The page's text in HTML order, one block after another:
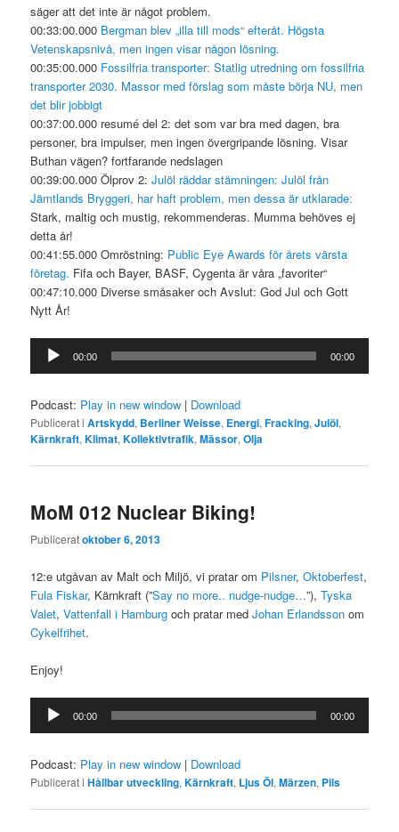
säger att det inte är något problem.
00:33:00.000 Bergman blev „illa till mods“ efteråt. Högsta
Vetenskapsnivå, men ingen visar någon lösning.
00:35:00.000 Fossilfria transporter: Statlig utredning om fossilfria
transporter 2030. Massor med förslag som måste börja NU, men
det blir jobbigt
00:37:00.000 resumé del 2: det som var bra med dagen, bra
personer, bra impulser, men ingen övergripande lösning. Visar
Buthan vägen? fortfarande nedslagen
00:39:00.000 Ölprov 2:Julöl räddar stämningen: Julöl från
Jämtlands Bryggeri, har haft problem, men dessa är utklarade:
Stark, maltig och mustig, rekommenderas. Mumma behöves ej
detta år!
00:41:55.000 Omröstning: Public Eye Awards för årets värsta
företag. Fifa och Bayer, BASF, Cygenta är våra „favoriter“
00:47:10.000 Diverse småsaker och Avslut: God Jul och Gott
Nytt År!
Ljudspelare
00:00 00:00
Podcast: Play in new window | Download
Publicerat i Artskydd, Berliner Weisse, Energi,Fracking,Julöl,
Kärnkraft,Klimat,Kollektivtrafik,Mässor,Olja
MoM 012 Nuclear Biking!
Publiceratoktober 6, 2013
12:e utgåvan av Malt och Miljö, vi pratar om Pilsner,Oktoberfest,
Fula Fiskar, Kärnkraft (”Say no more.. nudge-nudge…”),Tyska
Valet,Vattenfall i Hamburg och pratar medJohan Erlandsson om
Cykelfrihet.
Enjoy!
Ljudspelare
00:00 00:00
Podcast: Play in new window | Download
Publicerat i Hållbar utveckling,Kärnkraft, Ljus Öl,Märzen, Pils